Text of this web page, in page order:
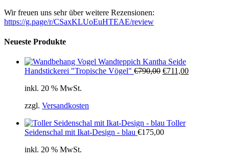
Wir freuen uns sehr über weitere Rezensionen:
https://g.page/r/CSaxKLUoEuHTEAE/review
Neueste Produkte
Wandteppich Kantha Seide
Handstickerei "Tropische Vögel" €790,00 Ursprünglicher
€711,00Aktueller
inkl. 20 % MwSt.
zzgl. Versandkosten
Toller
Seidenschal mit Ikat-Design - blau €175,00
inkl. 20 % MwSt.